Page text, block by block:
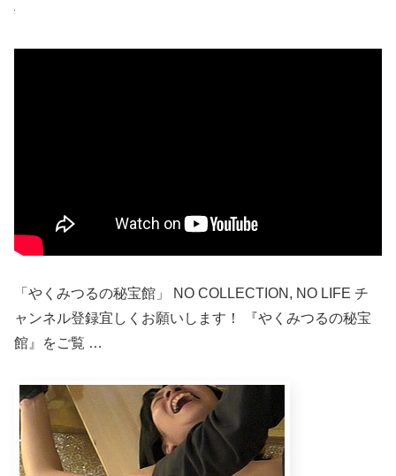
「やくみつるの秘宝館」 NO COLLECTION, NO LIFE チ
ャンネル登録宜しくお願いします！ 『やくみつるの秘宝
館』をご覧 …